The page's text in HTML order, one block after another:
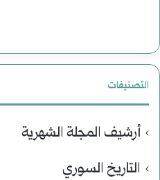
التصنيفات
أرشيف المجلة الشهرية
التاريخ السوري